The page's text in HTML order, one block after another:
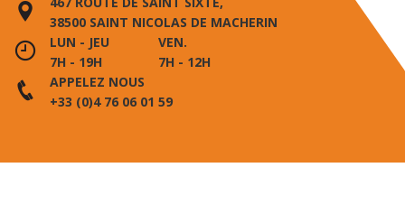
38500 SAINT NICOLAS DE MACHERIN
LUN - JEU
7H - 19H
VEN.
7H - 12H
APPELEZ NOUS
+33 (0)4 76 06 01 59